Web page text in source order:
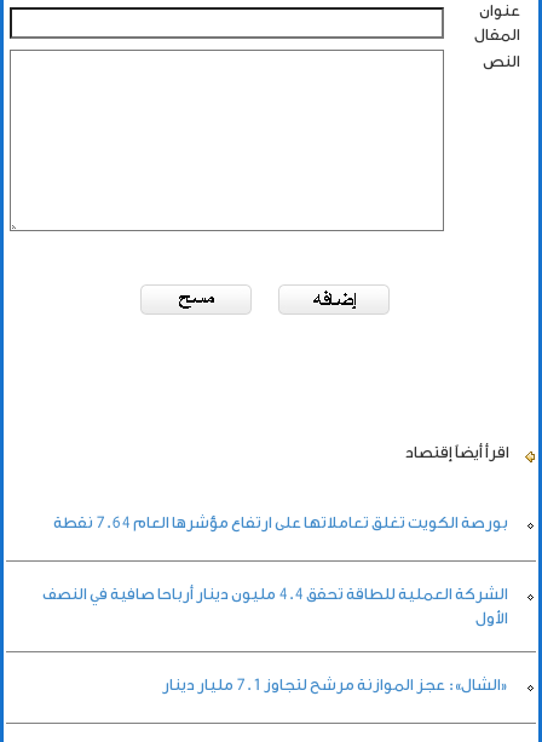
عنوان
المقال
النص
اقرأ أيضاً إقتصاد
بورصة الكويت تغلق تعاملاتها على ارتفاع مؤشرها العام 7.64 نقطة
الشركة العملية للطاقة تحقق 4.4 مليون دينار أرباحا صافية في النصف
الأول
«الشال»: عجز الموازنة مرشح لتجاوز 7.1 مليار دينار